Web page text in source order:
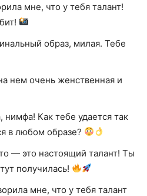
мне, что у тебя талант!
образ, милая. Тебе
нем очень женственная и
нимфа! Как тебе удается так
в любом образе?
— это настоящий талант! Ты
получилась!
мне, что у тебя талант